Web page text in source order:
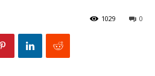
0
1029